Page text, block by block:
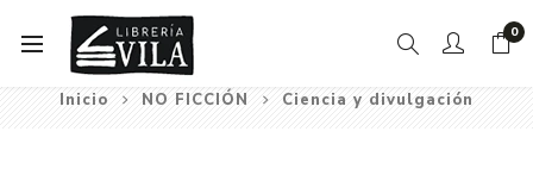
0
Inicio NO FICCIÓN Ciencia y divulgación